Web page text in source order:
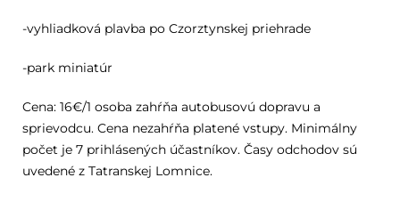
-vyhliadková plavba po Czorztynskej priehrade
-park miniatúr
Cena: 16€/1 osoba zahŕňa autobusovú dopravu a
sprievodcu. Cena nezahŕňa platené vstupy. Minimálny
počet je 7 prihlásených účastníkov. Časy odchodov sú
uvedené z Tatranskej Lomnice.